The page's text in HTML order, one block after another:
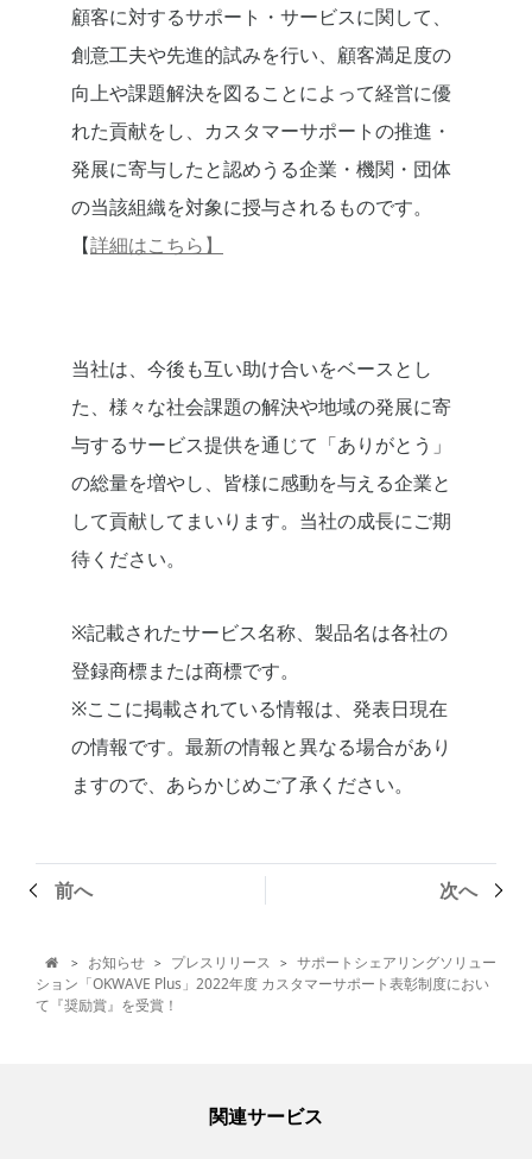
顧客に対するサポート・サービスに関して、
創意工夫や先進的試みを行い、顧客満足度の
向上や課題解決を図ることによって経営に優
れた貢献をし、カスタマーサポートの推進・
発展に寄与したと認めうる企業・機関・団体
の当該組織を対象に授与されるものです。
【詳細はこちら】
当社は、今後も互い助け合いをベースとし
た、様々な社会課題の解決や地域の発展に寄
与するサービス提供を通じて「ありがとう」
の総量を増やし、皆様に感動を与える企業と
して貢献してまいります。当社の成長にご期
待ください。
※記載されたサービス名称、製品名は各社の
登録商標または商標です。
※ここに掲載されている情報は、発表日現在
の情報です。最新の情報と異なる場合があり
ますので、あらかじめご了承ください。
前へ 次へ
 > お知らせ > プレスリリース > サポートシェアリングソリュー
ション「OKWAVE Plus」2022年度 カスタマーサポート表彰制度におい
て『奨励賞』を受賞！
関連サービス